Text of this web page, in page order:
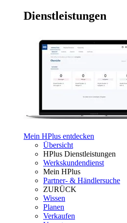
Dienstleistungen
Mein HPlus entdecken
Übersicht
HPlus Dienstleistungen
Werkskundendienst
Mein HPlus
Partner- & Händlersuche
ZURÜCK
Wissen
Planen
Verkaufen